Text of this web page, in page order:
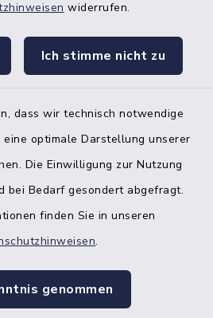
widerrufen.
Ich stimme nicht zu
dass wir technisch notwendige
eine optimale Darstellung unserer
Die Einwilligung zur Nutzung
bei Bedarf gesondert abgefragt.
finden Sie in unseren
.
genommen
facebook
der Amtskasse